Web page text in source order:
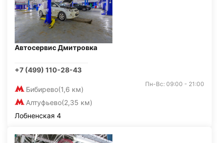
Автосервис Дмитровка
+7 (499) 110-28-43
Бибирево(1,6 км)
Алтуфьево(2,35 км)
Пн-Вс: 09:00 - 21:00
Лобненская 4